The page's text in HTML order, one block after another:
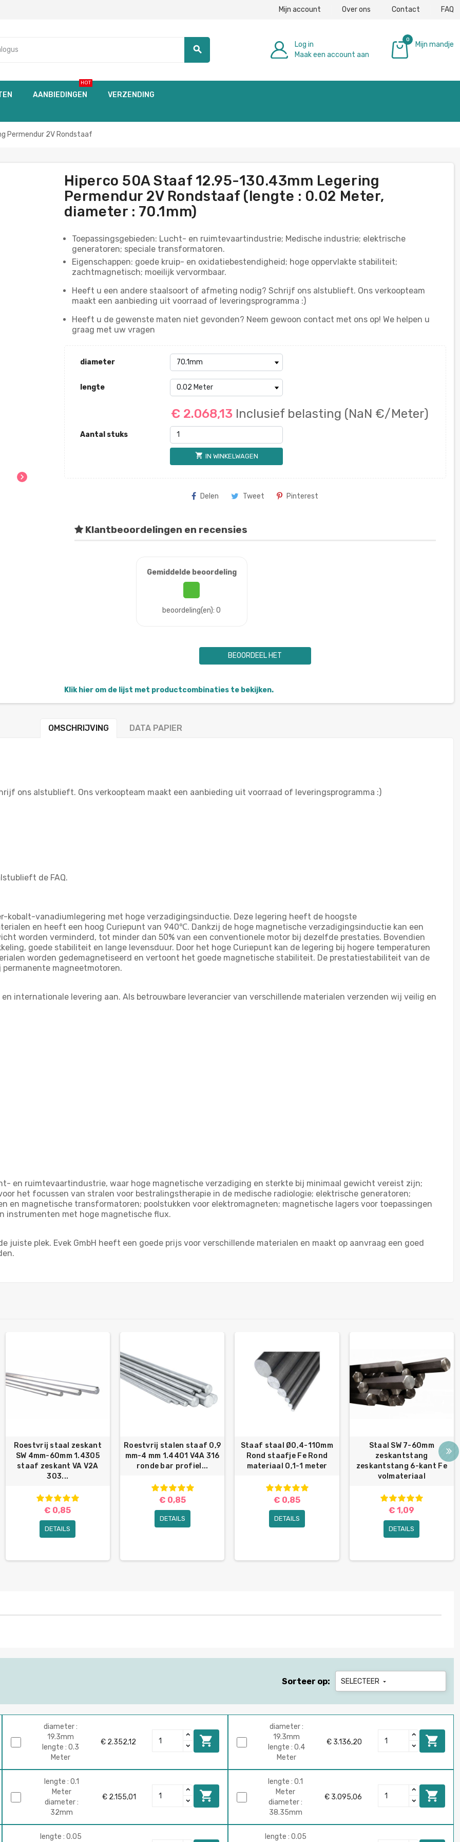
Mijn account Over ons Contact FAQ
search
Log in
Maak een account aan
0
Mijn mandje
AANBIEDINGEN
HOT
VERZENDING
Permendur 2V Rondstaaf
chevron_right
Hiperco 50A Staaf 12.95-130.43mm Legering
Permendur 2V Rondstaaf (lengte : 0.02 Meter,
diameter : 70.1mm)
Toepassingsgebieden: Lucht- en ruimtevaartindustrie; Medische industrie; elektrische
generatoren; speciale transformatoren.
Eigenschappen: goede kruip- en oxidatiebestendigheid; hoge oppervlakte stabiliteit;
zachtmagnetisch; moeilijk vervormbaar.
Heeft u een andere staalsoort of afmeting nodig? Schrijf ons alstublieft. Ons verkoopteam
maakt een aanbieding uit voorraad of leveringsprogramma :)
Heeft u de gewenste maten niet gevonden? Neem gewoon contact met ons op! We helpen u
graag met uw vragen
diameter
lengte
€ 2.068,13 Inclusief belasting (NaN €/Meter)
Aantal stuks
shopping_cart IN WINKELWAGEN
Delen Tweet Pinterest
Klantbeoordelingen en recensies
Gemiddelde beoordeling
beoordeling(en): 0
BEOORDEEL HET
Klik hier om de lijst met productcombinaties te bekijken.
OMSCHRIJVING DATA PAPIER
ons alstublieft. Ons verkoopteam maakt een aanbieding uit voorraad of leveringsprogramma :)
de FAQ.
kobalt-vanadiumlegering met hoge verzadigingsinductie. Deze legering heeft de hoogste
en heeft een hoog Curiepunt van 940℃. Dankzij de hoge magnetische verzadigingsinductie kan een
worden verminderd, tot minder dan 50% van een conventionele motor bij dezelfde prestaties. Bovendien
goede stabiliteit en lange levensduur. Door het hoge Curiepunt kan de legering bij hogere temperaturen
worden gedemagnetiseerd en vertoont het goede magnetische stabiliteit. De prestatiestabiliteit van de
magneetmotoren.
en internationale levering aan. Als betrouwbare leverancier van verschillende materialen verzenden wij veilig en
en ruimtevaartindustrie, waar hoge magnetische verzadiging en sterkte bij minimaal gewicht vereist zijn;
het focussen van stralen voor bestralingstherapie in de medische radiologie; elektrische generatoren;
en magnetische transformatoren; poolstukken voor elektromagneten; magnetische lagers voor toepassingen
instrumenten met hoge magnetische flux.
juiste plek. Evek GmbH heeft een goede prijs voor verschillende materialen en maakt op aanvraag een goed
Roestvrij staal zeskant
SW 4mm-60mm 1.4305
staaf zeskant VA V2A
303...
€ 0,85
DETAILS
Roestvrij stalen staaf 0,9
mm-4 mm 1.4401 V4A 316
ronde bar profiel...
€ 0,85
DETAILS
Staaf staal Ø0,4-110mm
Rond staafje Fe Rond
materiaal 0,1-1 meter
€ 0,85
DETAILS
Staal SW 7-60mm
zeskantstang
zeskantstang 6-kant Fe
volmateriaal
€ 1,09
DETAILS
Sorteer op: SELECTEER 
diameter :
19.3mm
lengte : 0.3
Meter
€ 2.352,12 
diameter :
19.3mm
lengte : 0.4
Meter
€ 3.136,20 
lengte : 0.1
Meter
diameter :
32mm
€ 2.155,01 
lengte : 0.1
Meter
diameter :
38.35mm
€ 3.095,06 
lengte : 0.05 lengte : 0.05